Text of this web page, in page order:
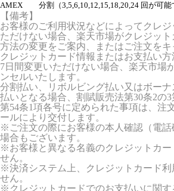
AMEX
分割（3,5,6,10,12,15,18,20,24 回が可能
【備考】
お客様のご利用状況などによってクレ
ただけない場合、楽天市場がクレジッ
方法の変更をご案内、またはご注文をキ
クレジットカード情報またはお支払い方
7日間変更いただけない場合、楽天市場
ンセルいたします。
分割払い、リボルビング払い又はボー
払いとなる場合、割賦販売法第30条2の
第54条1項各号に定められた事項は、注
ールにより交付します。
※ご注文の際にお客様の本人確認（電話
場合もございます。
※お客様と異なる名義のクレジットカー
せん。
※決済システム上、クレジットカード利
せん。
※クレジットカードでのお支払いに関す